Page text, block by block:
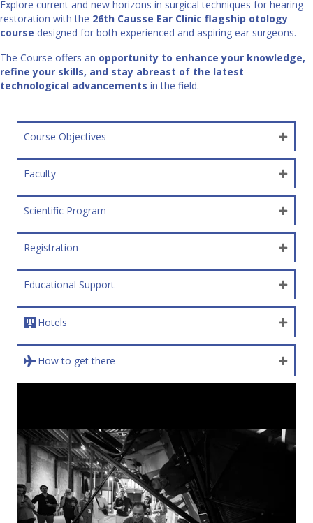
Explore current and new horizons in surgical techniques for hearing
restoration with the 26th Causse Ear Clinic flagship otology
course designed for both experienced and aspiring ear surgeons.
The Course offers an opportunity to enhance your knowledge,
refine your skills, and stay abreast of the latest
technological advancements in the field.
Course Objectives
Faculty
Scientific Program
Registration
Educational Support
Hotels
How to get there